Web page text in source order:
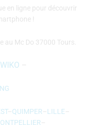
en ligne pour découvrir
!
au Mc Do 37000 Tours.
WIKO –
–QUIMPER–LILLE–
–